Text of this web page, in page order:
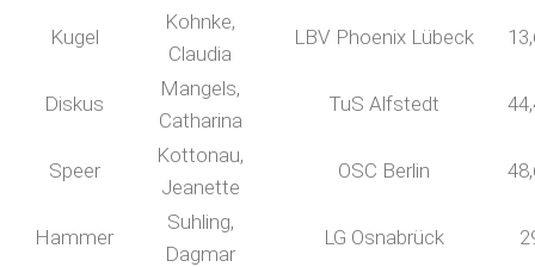
Kugel
Kohnke,
Claudia
LBV Phoenix Lübeck
Diskus
Mangels,
Catharina
TuS Alfstedt
Speer
Kottonau,
Jeanette
OSC Berlin
Hammer
Suhling,
Dagmar
LG Osnabrück